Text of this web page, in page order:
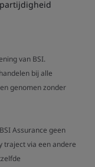
van BSI.
bij alle
genomen zonder
Assurance geen
traject via een andere